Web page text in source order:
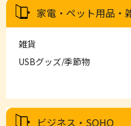
家電・ペット用品・
雑貨
USBグッズ/季節物
ビジネス・SOHO